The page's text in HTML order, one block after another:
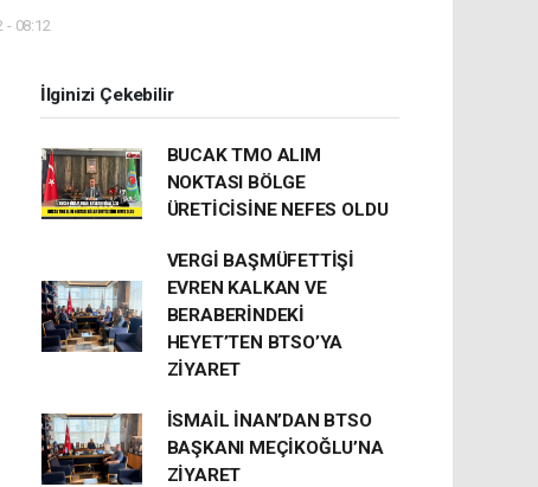
- 08:12
İlginizi Çekebilir
BUCAK TMO ALIM
NOKTASI BÖLGE
ÜRETİCİSİNE NEFES OLDU
VERGİ BAŞMÜFETTİŞİ
EVREN KALKAN VE
BERABERİNDEKİ
HEYET’TEN BTSO’YA
ZİYARET
İSMAİL İNAN’DAN BTSO
BAŞKANI MEÇİKOĞLU’NA
ZİYARET